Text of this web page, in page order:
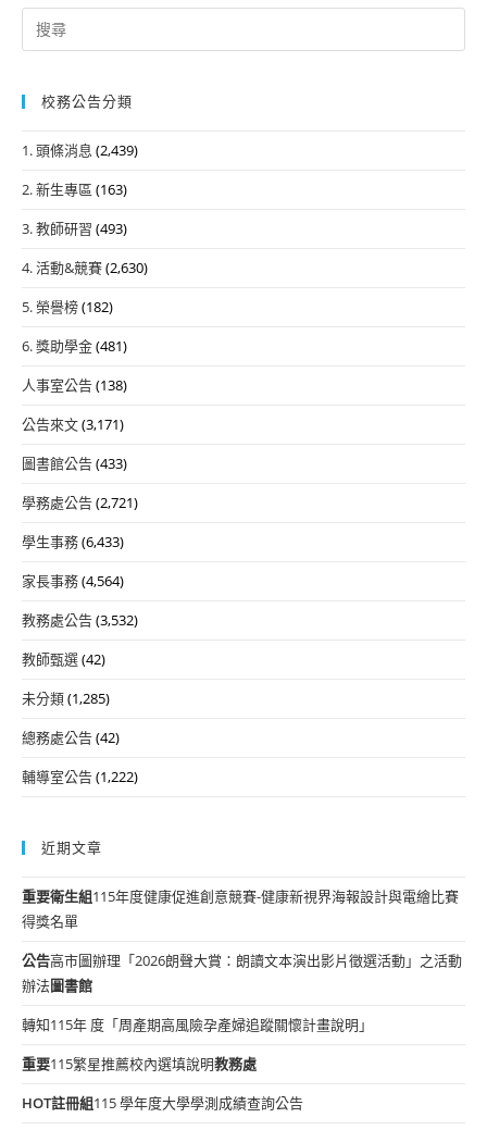
Search
for:
校務公告分類
1. 頭條消息 (2,439)
2. 新生專區 (163)
3. 教師研習 (493)
4. 活動&競賽(2,630)
5. 榮譽榜(182)
6. 獎助學金(481)
人事室公告(138)
公告來文(3,171)
圖書館公告(433)
學務處公告(2,721)
學生事務(6,433)
家長事務(4,564)
教務處公告(3,532)
教師甄選(42)
未分類(1,285)
總務處公告(42)
輔導室公告(1,222)
近期文章
重要衛生組115年度健康促進創意競賽-健康新視界海報設計與電繪比賽
得獎名單
公告高市圖辦理「2026朗聲大賞：朗讀文本演出影片徵選活動」之活動
辦法圖書館
轉知115年 度「周產期高風險孕產婦追蹤關懷計畫說明」
重要115繁星推薦校內選填說明教務處
HOT註冊組115 學年度大學學測成績查詢公告